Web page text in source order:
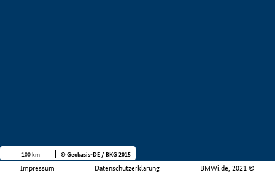
Impressum Datenschutzerklärung BMWi.de, 2021 ©
100 km © Geobasis-DE / BKG 2015